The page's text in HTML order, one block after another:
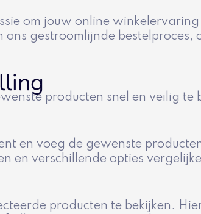
om jouw online
gestroomlijnde
producten snel en veilig te
en voeg de gewenste
en verschillende opties
producten te bekijken.